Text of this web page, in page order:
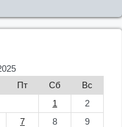
Пт Сб
Вс
1
2
7 8
9